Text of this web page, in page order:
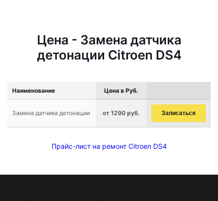
Цена - Замена датчика
детонации Citroen DS4
Наименование Цена в Руб.
Замена датчика детонации от 1290 руб. Записаться
Прайс-лист на ремонт Citroen DS4